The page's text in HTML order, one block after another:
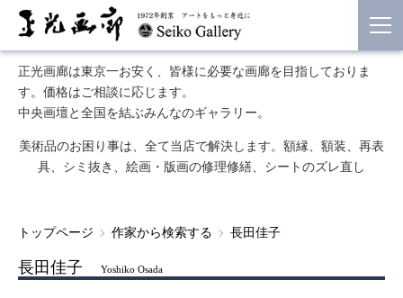
正光画廊は東京一お安く、皆様に必要な画廊を目指しておりま
す。価格はご相談に応じます。
中央画壇と全国を結ぶみんなのギャラリー。
美術品のお困り事は、全て当店で解決します。額縁、額装、再表
具、シミ抜き、絵画・版画の修理修繕、シートのズレ直し
トップページ 作家から検索する 長田佳子
長田佳子 Yoshiko Osada